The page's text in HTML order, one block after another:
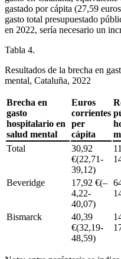
gastado por cápita (27,59
gasto total presupuestado
en 2022, sería necesario un
Tabla 4.
Resultados de la brecha en
mental, Cataluña, 2022
Brecha en
gasto
hospitalario en
salud mental
Euros
corrientes
per
cápita
Total
30,92
€(22,71-
39,12)
Beveridge
17,92 €(–
4,22-
40,07)
Bismarck
40,39
€(32,19-
48,59)